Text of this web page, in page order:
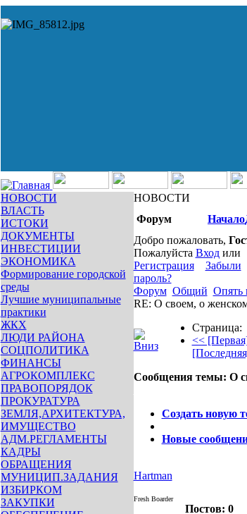
НОВОСТИ
ВЛАСТЬ
ИСТОКИ
ДОКУМЕНТЫ
ИНВЕСТИЦИИ
ЭКОНОМИКА
Формирование городской
среды
Лучшие муниципальные
практики
ЖКХ
ЛЮДИ РАЙОНА
СОЦПОЛИТИКА
ФИНАНСЫ
АГРОКОМПЛЕКС
ПРАВОПОРЯДОК
ПРОКУРАТУРА
ЗЕМЛЯ,АРХИТЕКТУРА,
ИМУЩЕСТВО
АДМ.РЕГЛАМЕНТЫ
КАДРЫ
ОБРАЩЕНИЯ
МУНИЦИП.ЗАДАНИЯ
ИЗБИРКОМ
ЗАКУПКИ
НОВОСТИ
Форум
Начало
Добро пожаловать,
Пожалуйста Входили
Регистрация
Забыли
пароль?
Форум Общий Опять
RE: О своем, о
Страница:
<<
Сообщения темы: О
Создать новую
Новые
Hartman
Fresh Boarder
Постов: 0